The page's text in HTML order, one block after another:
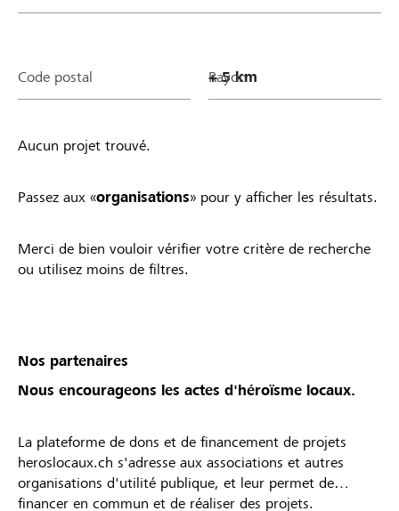
Code postal Rayon
Aucun projet trouvé.
Passez aux «organisations» pour y afficher les résultats.
Merci de bien vouloir vérifier votre critère de recherche
ou utilisez moins de filtres.
Nos partenaires
Nous encourageons les actes d'héroïsme locaux.
La plateforme de dons et de financement de projets
heroslocaux.ch s'adresse aux associations et autres
organisations d'utilité publique, et leur permet de
financer en commun et de réaliser des projets.